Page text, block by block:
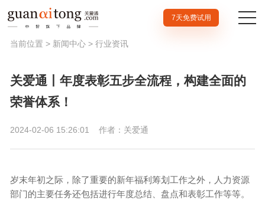
7天免费试用
当前位置 > 新闻中心 > 行业资讯
关爱通丨年度表彰五步全流程，构建全面的
荣誉体系！
2024-02-06 15:26:01 作者：关爱通
岁末年初之际，除了重要的新年福利筹划工作之外，人力资源
部门的主要任务还包括进行年度总结、盘点和表彰工作等等。